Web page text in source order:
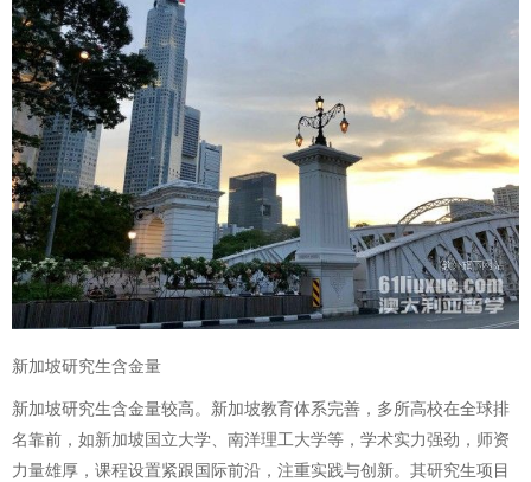
新加坡研究生含金量
新加坡研究生含金量较高。新加坡教育体系完善，多所高校在全球排
名靠前，如新加坡国立大学、南洋理工大学等，学术实力强劲，师资
力量雄厚，课程设置紧跟国际前沿，注重实践与创新。其研究生项目